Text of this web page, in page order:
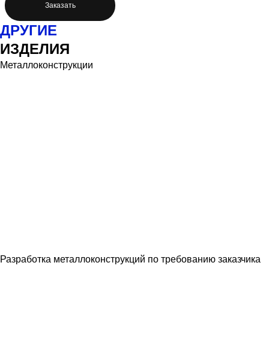
Заказать
ДРУГИЕ
ИЗДЕЛИЯ
Металлоконструкции
Разработка металлоконструкций по требованию заказчика